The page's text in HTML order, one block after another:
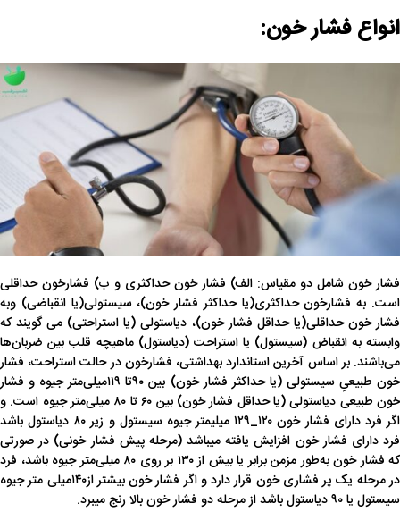
انواع فشار خون:
فشار خون شامل دو مقیاس: الف) فشار خون حداکثری و ب) فشارخون حداقلی
است. به فشارخون حداکثری(یا حداکثر فشار خون)، سیستولی(یا انقباضی) وبه
فشار خون حداقلی(یا حداقل فشار خون)، دیاستولی (یا استراحتی) می گویند که
وابسته به انقباض (سیستول) یا استراحت (دیاستول) ماهیچه قلب بین ضربان‌ها
می‌باشند. بر اساس آخرین استاندارد بهداشتی، فشارخون در حالت استراحت، فشار
خون طبیعیِ سیستولی (یا حداکثر فشار خون) بین ۹۰تا ۱۱۹میلی‌متر جیوه و فشار
خون طبیعی دیاستولی (یا حداقل فشار خون) بین ۶۰ تا ۸۰ میلی‌متر جیوه است. و
اگر فرد دارای فشار خون ۱۲۰_۱۲۹ میلیمتر جیوه سیستول و زیر ۸۰ دیاستول باشد
فرد دارای فشار خون افزایش یافته میباشد (مرحله پیش فشار خونی) در صورتی
که فشار خون به‌طور مزمن برابر یا بیش از ۱۳۰ بر روی ۸۰ میلی‌متر جیوه باشد، فرد
در مرحله یک پر فشاری خون قرار دارد و اگر فشار خون بیشتر از۱۴۰میلی متر جیوه
سیستول یا ۹۰ دیاستول باشد از مرحله دو فشار خون بالا رنج میبرد.